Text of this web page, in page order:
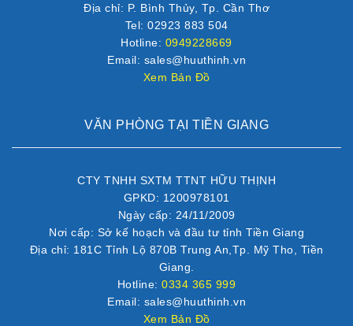
Địa chỉ: P. Bình Thủy, Tp. Cần Thơ
Tel: 02923 883 504
Hotline: 0949228669
Email: sales@huuthinh.vn
Xem Bản Đồ
VĂN PHÒNG TẠI TIỀN GIANG
CTY TNHH SXTM TTNT HỮU THỊNH
GPKD: 1200978101
Ngày cấp: 24/11/2009
Nơi cấp: Sở kế hoạch và đầu tư tỉnh Tiền Giang
Địa chỉ: 181C Tỉnh Lộ 870B Trung An,Tp. Mỹ Tho, Tiền
Giang.
Hotline:0334 365 999
Email: sales@huuthinh.vn
Xem Bản Đồ